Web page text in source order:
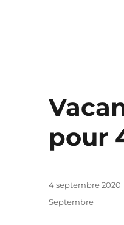
pour
Publié
4 septembre 2020
Catégories
Septembre